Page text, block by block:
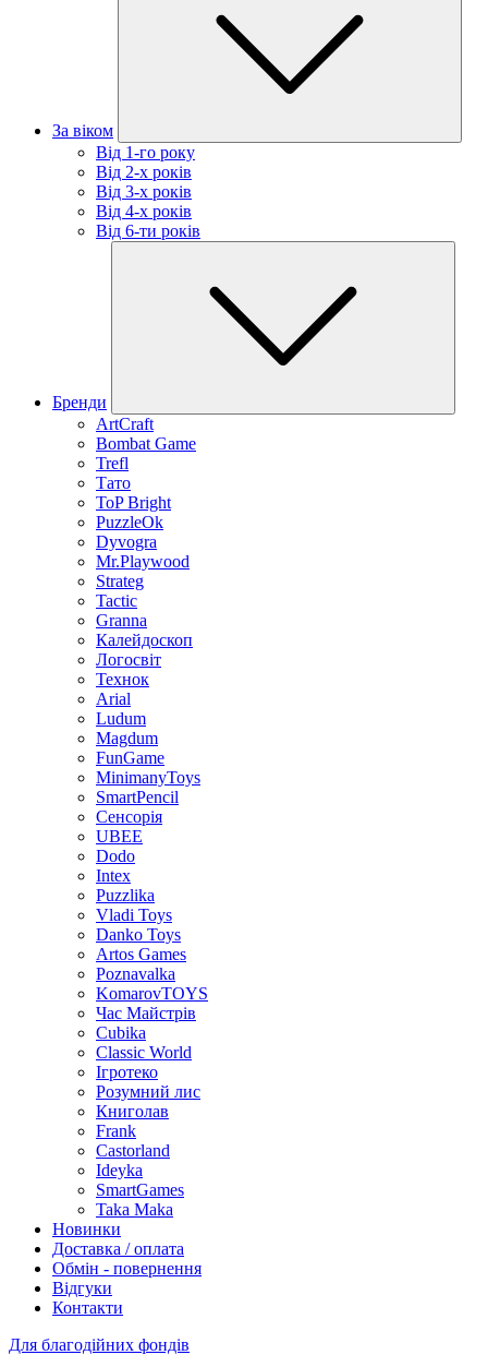
За віком
Від 1-го року
Від 2-х років
Від 3-х років
Від 4-х років
Від 6-ти років
Бренди
ArtCraft
Bombat Game
Trefl
Тато
ToP Bright
PuzzleOk
Dyvogra
Mr.Playwood
Strateg
Tactic
Granna
Калейдоскоп
Логосвіт
Технок
Arial
Ludum
Magdum
FunGame
MinimanyToys
SmartPencil
Сенсорія
UBEE
Dodo
Intex
Puzzlika
Vladi Toys
Danko Toys
Artos Games
Poznavalka
KomarovTOYS
Час Майстрів
Cubika
Classic World
Ігротеко
Розумний лис
Книголав
Frank
Castorland
Ideyka
SmartGames
Taka Maka
Новинки
Доставка / оплата
Обмін - повернення
Відгуки
Контакти
Для благодійних фондів